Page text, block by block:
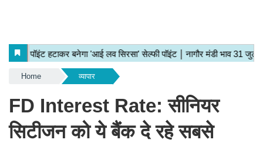
Home व्यापार
FD Interest Rate: सीनियर
सिटीजन को ये बैंक दे रहे सबसे